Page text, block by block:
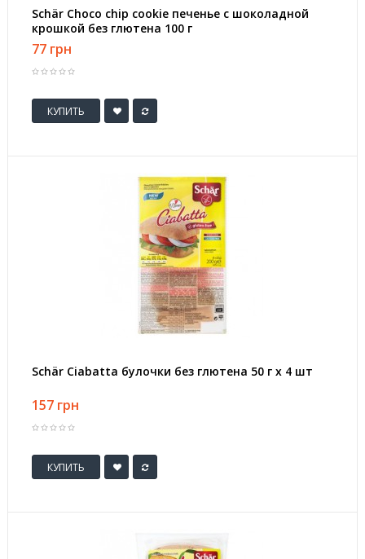
Schär Choco chip cookie печенье с шоколадной
крошкой без глютена 100 г
77 грн
КУПИТЬ
Schär Ciabatta булочки без глютена 50 г х 4 шт
157 грн
КУПИТЬ